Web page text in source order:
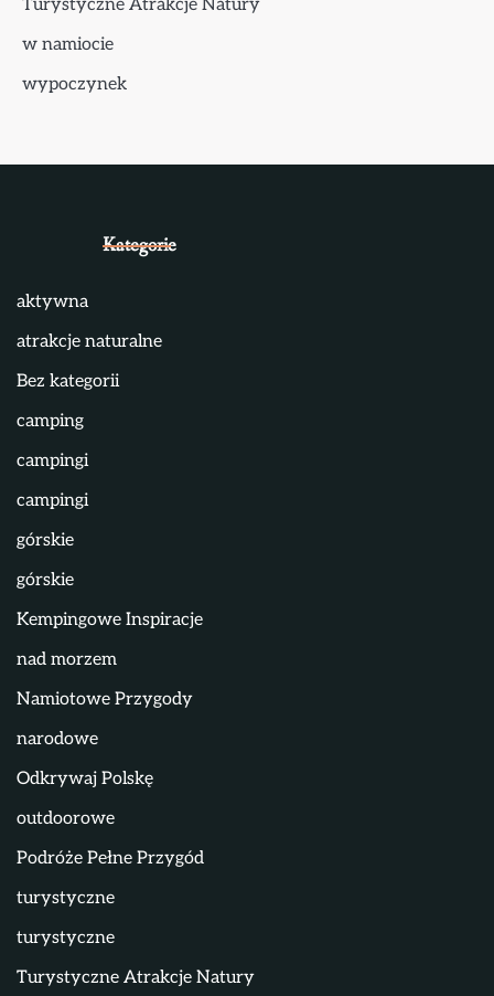
Turystyczne Atrakcje Natury
w namiocie
wypoczynek
Kategorie
aktywna
atrakcje naturalne
Bez kategorii
camping
campingi
campingi
górskie
górskie
Kempingowe Inspiracje
nad morzem
Namiotowe Przygody
narodowe
Odkrywaj Polskę
outdoorowe
Podróże Pełne Przygód
turystyczne
turystyczne
Turystyczne Atrakcje Natury